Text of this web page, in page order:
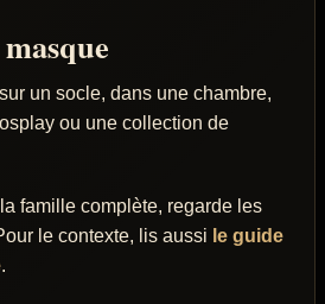
un socle, dans une chambre,
ou une collection de
famille complète, regarde les
le contexte, lis aussi le guide
.